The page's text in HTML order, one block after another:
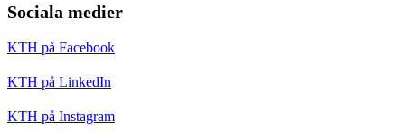
Sociala medier
KTH på Facebook
KTH på LinkedIn
KTH på Instagram